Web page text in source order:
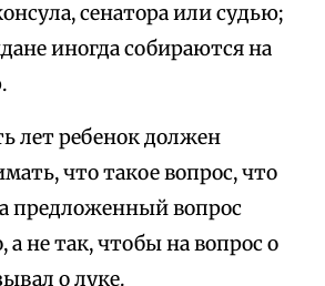
сенатора или судью;
иногда собираются на
лет ребенок должен
что такое вопрос, что
предложенный вопрос
а не так, чтобы на вопрос о
о луке.